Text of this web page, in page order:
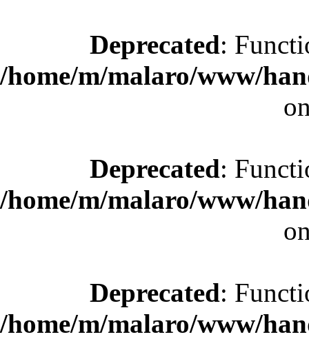
Deprecated:
/home/m/malaro/www/
Deprecated:
/home/m/malaro/www/
Deprecated:
/home/m/malaro/www/